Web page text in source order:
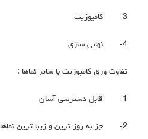
3- کامپوزیت
4- نهایی سازی
تفاوت ورق کامپوزیت با سایر نماها :
1- قابل دسترسی آسان
2- جز به روز ترین و زیبا ترین نماها